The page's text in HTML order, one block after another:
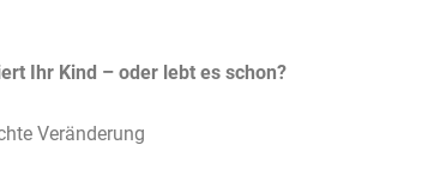
Ihr Kind – oder lebt es schon?
Veränderung